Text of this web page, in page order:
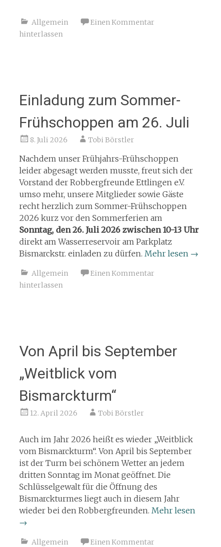
Allgemein
Einen Kommentar
hinterlassen
Einladung zum Sommer-
Frühschoppen am 26. Juli
8. Juli 2026 Tobi Börstler
Nachdem unser Frühjahrs-Frühschoppen
leider abgesagt werden musste, freut sich der
Vorstand der Robbergfreunde Ettlingen e.V.
umso mehr, unsere Mitglieder sowie Gäste
recht herzlich zum Sommer-Frühschoppen
2026 kurz vor den Sommerferien am
Sonntag, den 26. Juli 2026 zwischen 10-13 Uhr
direkt am Wasserreservoir am Parkplatz
Bismarckstr. einladen zu dürfen. Mehr lesen →
Allgemein
Einen Kommentar
hinterlassen
Von April bis September
„Weitblick vom
Bismarckturm“
12. April 2026 Tobi Börstler
Auch im Jahr 2026 heißt es wieder „Weitblick
vom Bismarckturm“. Von April bis September
ist der Turm bei schönem Wetter an jedem
dritten Sonntag im Monat geöffnet. Die
Schlüsselgewalt für die Öffnung des
Bismarckturmes liegt auch in diesem Jahr
wieder bei den Robbergfreunden. Mehr lesen
→
Allgemein
Einen Kommentar